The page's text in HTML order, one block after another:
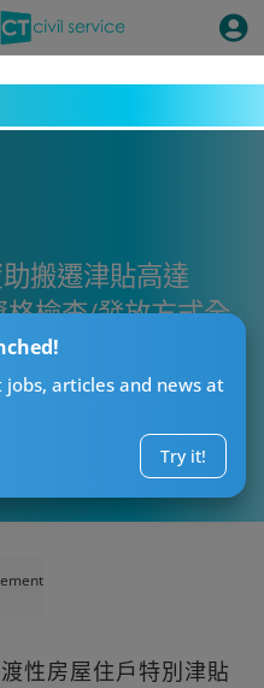
articles and news at
Try it!
搬遷津貼高達
檢查/發放方式全
性房屋住戶特別津貼